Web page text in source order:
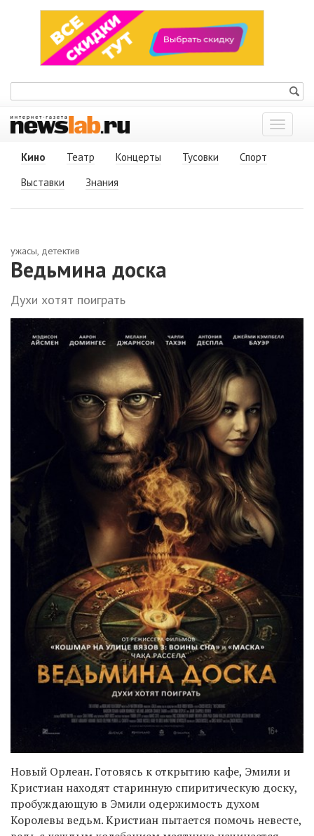
Показать
меню
Кино
Театр Концерты Тусовки
Спорт
Выставки
Знания
ужасы, детектив
Ведьмина доска
Духи хотят поиграть
Новый Орлеан. Готовясь к открытию кафе, Эмили и
Кристиан находят старинную спиритическую доску,
пробуждающую в Эмили одержимость духом
Королевы ведьм. Кристиан пытается помочь невесте,